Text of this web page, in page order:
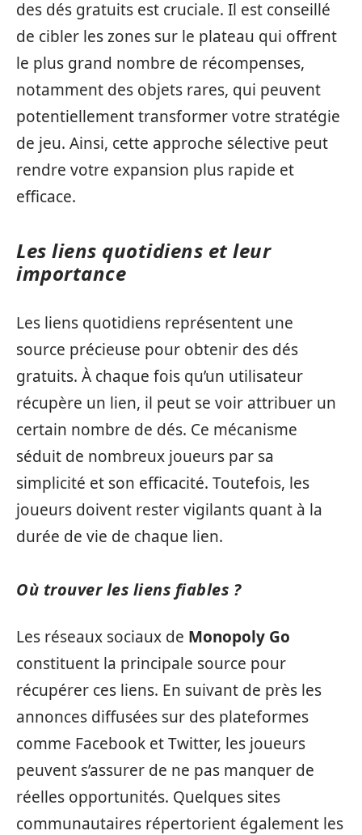
des dés gratuits est cruciale. Il est conseillé
de cibler les zones sur le plateau qui offrent
le plus grand nombre de récompenses,
notamment des objets rares, qui peuvent
potentiellement transformer votre stratégie
de jeu. Ainsi, cette approche sélective peut
rendre votre expansion plus rapide et
efficace.
Les liens quotidiens et leur
importance
Les liens quotidiens représentent une
source précieuse pour obtenir des dés
gratuits. À chaque fois qu’un utilisateur
récupère un lien, il peut se voir attribuer un
certain nombre de dés. Ce mécanisme
séduit de nombreux joueurs par sa
simplicité et son efficacité. Toutefois, les
joueurs doivent rester vigilants quant à la
durée de vie de chaque lien.
Où trouver les liens fiables ?
Les réseaux sociaux de Monopoly Go
constituent la principale source pour
récupérer ces liens. En suivant de près les
annonces diffusées sur des plateformes
comme Facebook et Twitter, les joueurs
peuvent s’assurer de ne pas manquer de
réelles opportunités. Quelques sites
communautaires répertorient également les